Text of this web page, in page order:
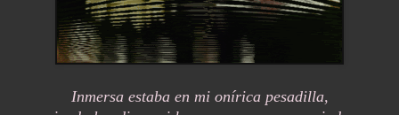
Inmersa estaba en mi onírica pesadilla,